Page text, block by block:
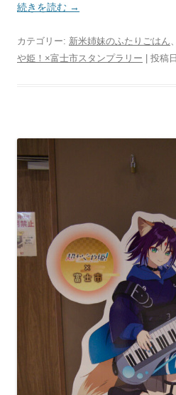
続きを読む →
カテゴリー: 新米姉妹のふたりごはん
や姫！×富士市スタンプラリー | 投稿